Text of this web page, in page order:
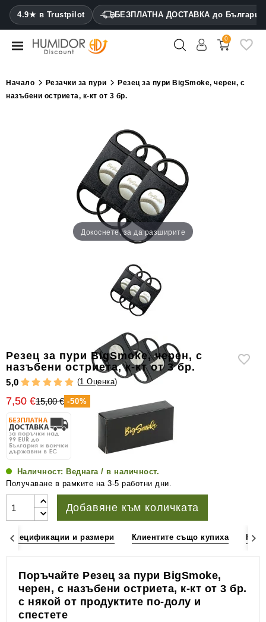
4.9★ в Trustpilot БЕЗПЛАТНА ДОСТАВКА до България
CATEGORY
Хумидори
Други
аксесоари
за
пури
0
Начало Резачки за пури
Резец за пури BigSmoke, черен, с
назъбени остриета, к-кт от 3 бр.
Докоснете, за да разширите
Резец за пури BigSmoke, черен, с
назъбени остриета, к-кт от 3 бр.
5,0 (1 Оценка)
7,50 €15,00 € -50%
Наличност: Веднага / в наличност.
Получаване в рамките на 3-5 работни дни.
Добавяне към количката
Спецификации и размери Клиентите също купиха
Поръчайте Резец за пури BigSmoke,
черен, с назъбени остриета, к-кт от 3 бр.
с някой от продуктите по-долу и
спестете